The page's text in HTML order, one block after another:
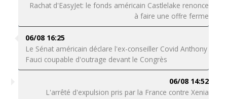
Rachat d'EasyJet: le fonds américain Castlelake renonce
à faire une offre ferme
06/08 16:25
Le Sénat américain déclare l'ex-conseiller Covid Anthony
Fauci coupable d'outrage devant le Congrès
06/08 14:52
L'arrêté d'expulsion pris par la France contre Xenia